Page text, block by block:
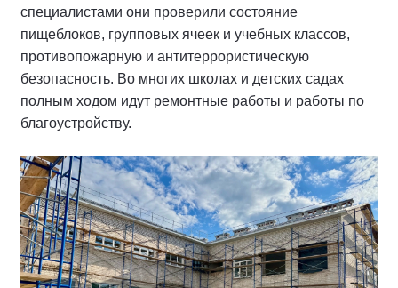
специалистами они проверили состояние
пищеблоков, групповых ячеек и учебных классов,
противопожарную и антитеррористическую
безопасность. Во многих школах и детских садах
полным ходом идут ремонтные работы и работы по
благоустройству.